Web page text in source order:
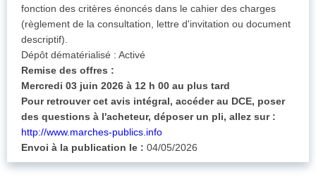
fonction des critères énoncés dans le cahier des charges
(règlement de la consultation, lettre d'invitation ou document
descriptif).
Dépôt dématérialisé : Activé
Remise des offres :
Mercredi 03 juin 2026 à 12 h 00 au plus tard
Pour retrouver cet avis intégral, accéder au DCE, poser
des questions à l'acheteur, déposer un pli, allez sur :
http://www.marches-publics.info
Envoi à la publication le : 04/05/2026